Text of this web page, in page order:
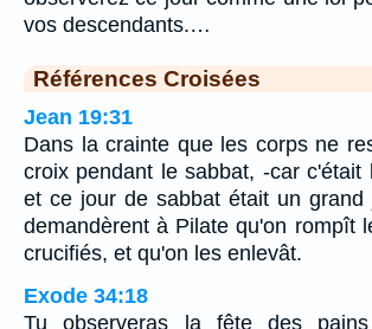
vos descendants.…
Références Croisées
Jean 19:31
Dans la crainte que les corps ne
croix pendant le sabbat, -car c'était
et ce jour de sabbat était un grand
demandèrent à Pilate qu'on rompît
crucifiés, et qu'on les enlevât.
Exode 34:18
Tu observeras la fête des